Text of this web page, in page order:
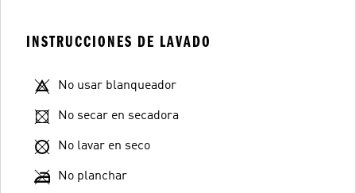
INSTRUCCIONES DE LAVADO
No usar blanqueador
No secar en secadora
No lavar en seco
No planchar